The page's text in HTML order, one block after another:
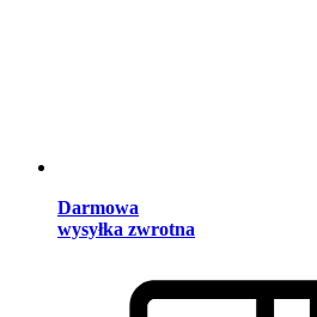
Darmowa
wysyłka zwrotna